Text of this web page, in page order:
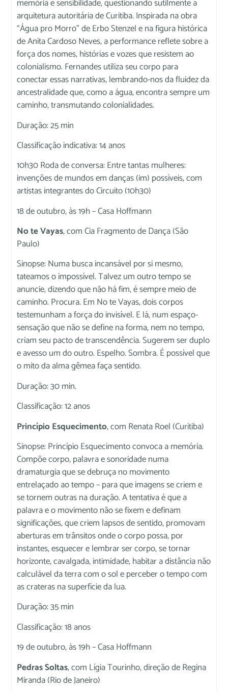
memória e sensibilidade, questionando sutilmente a
arquitetura autoritária de Curitiba. Inspirada na obra
“Água pro Morro” de Erbo Stenzel e na figura histórica
de Anita Cardoso Neves, a performance reflete sobre a
força dos nomes, histórias e vozes que resistem ao
colonialismo. Fernandes utiliza seu corpo para
conectar essas narrativas, lembrando-nos da fluidez da
ancestralidade que, como a água, encontra sempre um
caminho, transmutando colonialidades.
Duração: 25 min
Classificação indicativa: 14 anos
10h30 Roda de conversa: Entre tantas mulheres:
invenções de mundos em danças (im) possíveis, com
artistas integrantes do Circuito (10h30)
18 de outubro, às 19h – Casa Hoffmann
No te Vayas, com Cia Fragmento de Dança (São
Paulo)
Sinopse: Numa busca incansável por si mesmo,
tateamos o impossível. Talvez um outro tempo se
anuncie, dizendo que não há fim, é sempre meio de
caminho. Procura. Em No te Vayas, dois corpos
testemunham a força do invisível. E lá, num espaço-
sensação que não se define na forma, nem no tempo,
criam seu pacto de transcendência. Sugerem ser duplo
e avesso um do outro. Espelho. Sombra. É possível que
o mito da alma gêmea faça sentido.
Duração: 30 min.
Classificação: 12 anos
Princípio Esquecimento, com Renata Roel (Curitiba)
Sinopse: Princípio Esquecimento convoca a memória.
Compõe corpo, palavra e sonoridade numa
dramaturgia que se debruça no movimento
entrelaçado ao tempo – para que imagens se criem e
se tornem outras na duração. A tentativa é que a
palavra e o movimento não se fixem e definam
significações, que criem lapsos de sentido, promovam
aberturas em trânsitos onde o corpo possa, por
instantes, esquecer e lembrar ser corpo, se tornar
horizonte, cavalgada, intimidade, habitar a distância não
calculável da terra com o sol e perceber o tempo com
as crateras na superfície da lua.
Duração: 35 min
Classificação: 18 anos
19 de outubro, às 19h – Casa Hoffmann
Pedras Soltas, com Lígia Tourinho, direção de Regina
Miranda (Rio de Janeiro)